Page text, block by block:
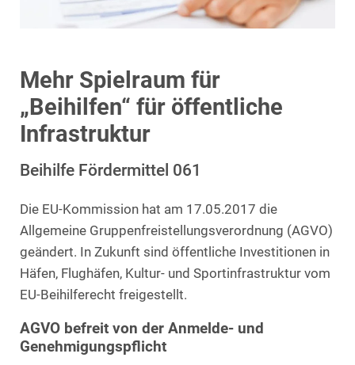
Mehr Spielraum für
„Beihilfen“ für öffentliche
Infrastruktur
Beihilfe Fördermittel 061
Die EU-Kommission hat am 17.05.2017 die
Allgemeine Gruppenfreistellungsverordnung (AGVO)
geändert. In Zukunft sind öffentliche Investitionen in
Häfen, Flughäfen, Kultur- und Sportinfrastruktur vom
EU-Beihilferecht freigestellt.
AGVO befreit von der Anmelde- und
Genehmigungspflicht